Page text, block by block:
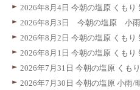
2026年8月4日 今朝の塩原 くも
2026年8月3日 今朝の塩原 小
2026年8月2日 今朝の塩原 くも
2026年8月1日 今朝の塩原 くも
2026年7月31日 今朝の塩原 くも
2026年7月30日 今朝の塩原 小雨/